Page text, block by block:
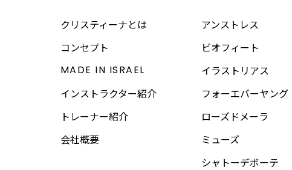
クリスティーナとは アンストレス
コンセプト
ビオフィート
MADE IN ISRAEL イラストリアス
インストラクター紹介
フォーエバーヤング
トレーナー紹介
ローズドメーラ
会社概要
ミューズ
シャトーデボーテ